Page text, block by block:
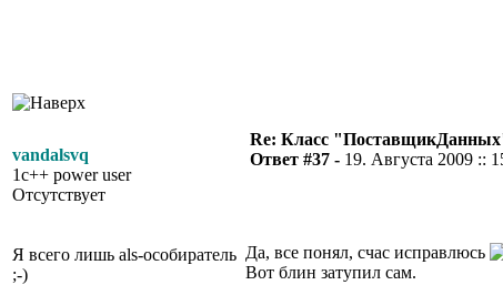
vandalsvq
1c++ power user
Отсутствует
Я всего лишь als-особиратель
;-)
Re: Класс
Ответ #37 - 19. Августа 2009 ::
Да, все понял, счас исправлюсь
Вот блин затупил сам.